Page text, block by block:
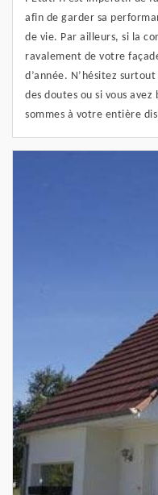
afin de garder sa
de vie. Par ailleurs, si la
ravalement de votre
d’année. N’hésitez
des doutes ou si vous
sommes à votre entière